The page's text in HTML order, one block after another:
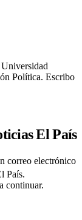
Política. Escribo
El País
correo electrónico
País.
continuar.